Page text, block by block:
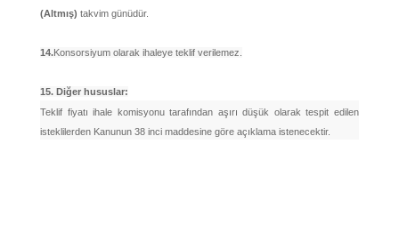
(Altmış) takvim günüdür.
14.Konsorsiyum olarak ihaleye teklif verilemez.
15. Diğer hususlar:
Teklif fiyatı ihale komisyonu tarafından aşırı düşük olarak tespit edilen
isteklilerden Kanunun 38 inci maddesine göre açıklama istenecektir.